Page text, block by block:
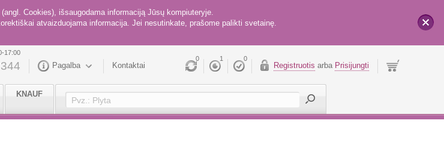
Cookies), išsaugodama informaciją Jūsų kompiuteryje.
atvaizduojama informacija. Jei nesutinkate, prašome palikti svetainę.
0 1 0
Registruotis arba Prisijungti
17:00
Pagalba Kontaktai
KNAUF